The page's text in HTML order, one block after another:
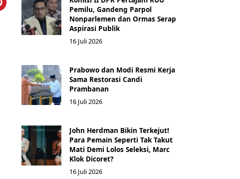
Pemilu, Gandeng Parpol
Nonparlemen dan Ormas Serap
Aspirasi Publik
16 Juli 2026
Prabowo dan Modi Resmi Kerja
Sama Restorasi Candi
Prambanan
16 Juli 2026
John Herdman Bikin Terkejut!
Para Pemain Seperti Tak Takut
Mati Demi Lolos Seleksi, Marc
Klok Dicoret?
16 Juli 2026